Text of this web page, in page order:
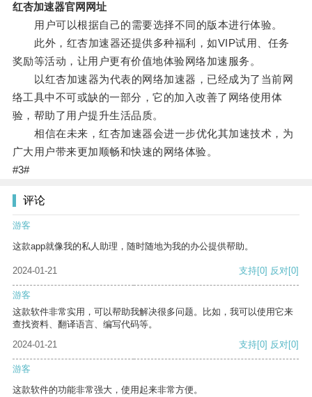
红杏加速器官网网址
用户可以根据自己的需要选择不同的版本进行体验。
此外，红杏加速器还提供多种福利，如VIP试用、任务
奖励等活动，让用户更有价值地体验网络加速服务。
以红杏加速器为代表的网络加速器，已经成为了当前网
络工具中不可或缺的一部分，它的加入改善了网络使用体
验，帮助了用户提升生活品质。
相信在未来，红杏加速器会进一步优化其加速技术，为
广大用户带来更加顺畅和快速的网络体验。
#3#
评论
游客
这款app就像我的私人助理，随时随地为我的办公提供帮助。
2024-01-21 支持[0] 反对[0]
游客
这款软件非常实用，可以帮助我解决很多问题。比如，我可以使用它来
查找资料、翻译语言、编写代码等。
2024-01-21
支持[0] 反对[0]
游客
这款软件的功能非常强大，使用起来非常方便。